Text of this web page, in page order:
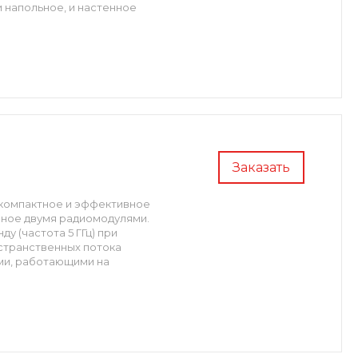
и настенное
Заказать
и эффективное
двумя радиомодулями.
(частота 5 ГГц) при
потока
работающими на